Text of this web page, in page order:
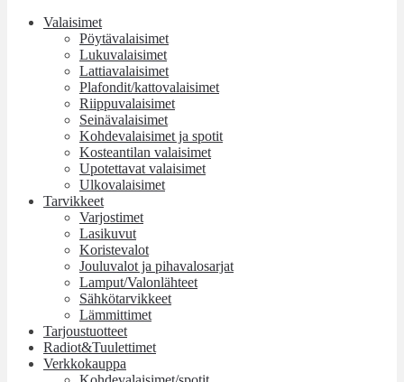
Valaisimet
Pöytävalaisimet
Lukuvalaisimet
Lattiavalaisimet
Plafondit/kattovalaisimet
Riippuvalaisimet
Seinävalaisimet
Kohdevalaisimet ja spotit
Kosteantilan valaisimet
Upotettavat valaisimet
Ulkovalaisimet
Tarvikkeet
Varjostimet
Lasikuvut
Koristevalot
Jouluvalot ja pihavalosarjat
Lamput/Valonlähteet
Sähkötarvikkeet
Lämmittimet
Tarjoustuotteet
Radiot&Tuulettimet
Verkkokauppa